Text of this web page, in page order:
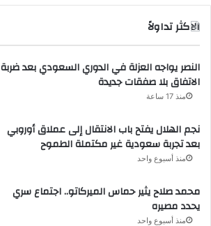
الاكثر تداولاً
النصر يواجه العزلة في الدوري السعودي بعد ضربة
الاتفاق بلا صفقات جديدة
منذ 17 ساعة
نجم الهلال يفتح باب الانتقال إلى عملاق أوروبي
بعد تجربة سعودية غير مكتملة الطموح
منذ أسبوع واحد
محمد صلاح يثير حماس الميركاتو.. اجتماع سري
يحدد مصيره
منذ أسبوع واحد